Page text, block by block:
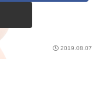
2019.08.07